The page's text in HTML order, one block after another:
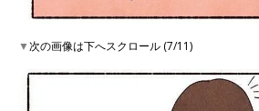
▼次の画像は下へスクロール (7/11)